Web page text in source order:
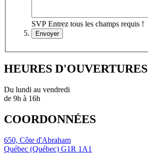
SVP Entrez tous les champs requis !
Envoyer
HEURES D'OUVERTURES
Du lundi au vendredi
de 9h à 16h
COORDONNÉES
650, Côte d'Abraham
Québec (Québec) G1R 1A1